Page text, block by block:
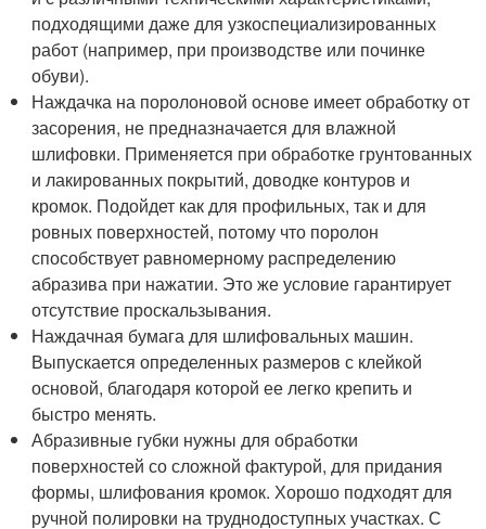
подходящими даже для узкоспециализированных
работ (например, при производстве или починке
обуви).
Наждачка на поролоновой основе имеет обработку от
засорения, не предназначается для влажной
шлифовки. Применяется при обработке грунтованных
и лакированных покрытий, доводке контуров и
кромок. Подойдет как для профильных, так и для
ровных поверхностей, потому что поролон
способствует равномерному распределению
абразива при нажатии. Это же условие гарантирует
отсутствие проскальзывания.
Наждачная бумага для шлифовальных машин.
Выпускается определенных размеров с клейкой
основой, благодаря которой ее легко крепить и
быстро менять.
Абразивные губки нужны для обработки
поверхностей со сложной фактурой, для придания
формы, шлифования кромок. Хорошо подходят для
ручной полировки на труднодоступных участках. С